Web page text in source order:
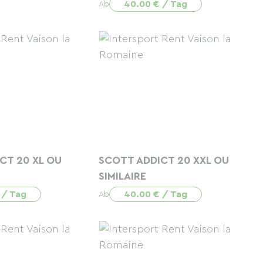
Ab 40.00 € / Tag
20 XL OU
Tag
SCOTT ADDICT 20 XXL OU
SIMILAIRE
Ab 40.00 € / Tag